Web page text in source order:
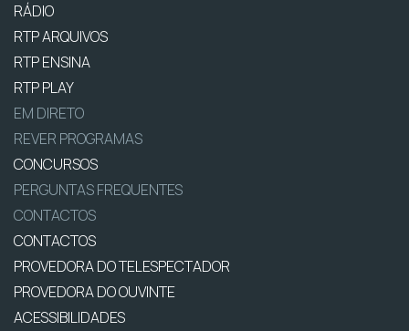
RÁDIO
RTP ARQUIVOS
RTP ENSINA
RTP PLAY
EM DIRETO
REVER PROGRAMAS
CONCURSOS
PERGUNTAS FREQUENTES
CONTACTOS
CONTACTOS
PROVEDORA DO TELESPECTADOR
PROVEDORA DO OUVINTE
ACESSIBILIDADES